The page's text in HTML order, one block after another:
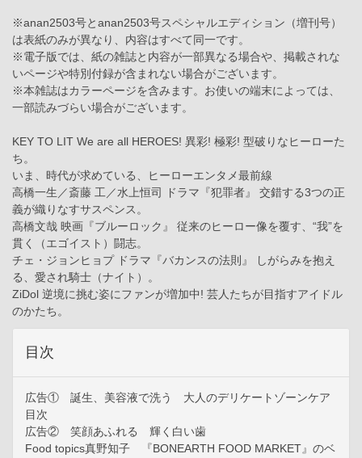
※anan2503号とanan2503号スペシャルエディション（増刊号）
は表紙のみが異なり、内容はすべて同一です。
※電子版では、紙の雑誌と内容が一部異なる場合や、掲載されな
いページや特別付録が含まれない場合がございます。
※本雑誌はカラーページを含みます。お使いの端末によっては、
一部読みづらい場合がございます。
KEY TO LIT We are all HEROES! 異彩! 極彩! 型破りなヒーローた
ち。
いま、時代が求めている、ヒーローエンタメ最前線
高橋一生／斎藤 工／水上恒司 ドラマ『犯罪者』 交錯する3つの正
義が織りなすサスペンス。
高橋文哉 映画『ブルーロック』 従来のヒーロー像を覆す、“我”を
貫く（エゴイスト）闘志。
チェ・ジョンヒョプ ドラマ『バカンスの法則』 しがらみを抱え
る、愛され騎士（ナイト）。
ZiDol 逆境に挑む姿にファンが増加中! 芸人たちが目指すアイドル
のかたち。
目次
広告① 誕生、美容液で洗う 大人のデリケートゾーンケア
目次
広告② 笑顔あふれる 輝く白い歯
Food topics真野知子 『BONEARTH FOOD MARKET』のベ